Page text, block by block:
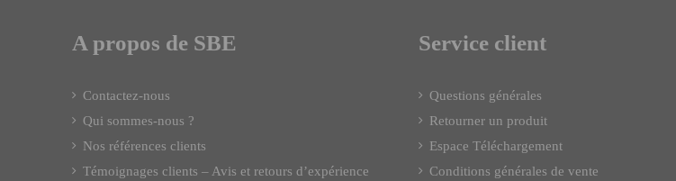
A propos de SBE
Contactez-nous
Qui sommes-nous ?
Nos références clients
Témoignages clients – Avis et retours d’expérience
Service client
Questions générales
Retourner un produit
Espace Téléchargement
Conditions générales de vente